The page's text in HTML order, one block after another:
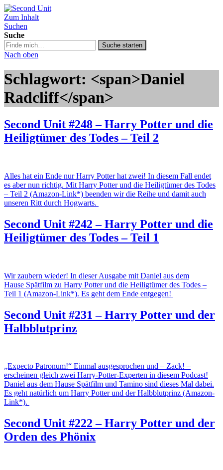
Second Unit
Zum Inhalt
Suchen
Suche
Suche
in
podcast.de/
Suche starten
Nach oben
Schlagwort: <span>Daniel
Radcliff</span>
Second Unit #248 – Harry Potter und die
Heiligtümer des Todes – Teil 2
Alles hat ein Ende nur Harry Potter hat zwei! In diesem Fall endet
es aber nun richtig. Mit Harry Potter und die Heiligtümer des Todes
– Teil 2 (Amazon-Link*) beenden wir die Reihe und damit auch
unseren Ritt durch Hogwarts.
Second Unit #242 – Harry Potter und die
Heiligtümer des Todes – Teil 1
Wir zaubern wieder! In dieser Ausgabe mit Daniel aus dem
Hause Spätfilm zu Harry Potter und die Heiligtümer des Todes –
Teil 1 (Amazon-Link*). Es geht dem Ende entgegen!
Second Unit #231 – Harry Potter und der
Halbblutprinz
„Expecto Patronum!“ Einmal ausgesprochen und – Zack! –
erscheinen gleich zwei Harry-Potter-Experten in diesem Podcast!
Daniel aus dem Hause Spätfilm und Tamino sind dieses Mal dabei.
Es geht natürlich um Harry Potter und der Halbblutprinz (Amazon-
Link*).
Second Unit #222 – Harry Potter und der
Orden des Phönix